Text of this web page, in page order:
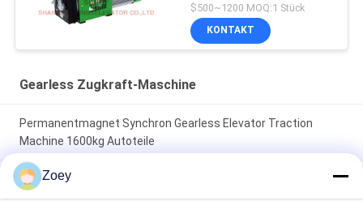
$500~1200 MOQ:1 Stück
KONTAKT
Gearless Zugkraft-Maschine
Permanentmagnet Synchron Gearless Elevator Traction
Machine 1600kg Autoteile
30 kN 330 kg Gewicht Wellenlast Gearless
Traktionsmaschinenmotor für Aufzugsteile
Zoey